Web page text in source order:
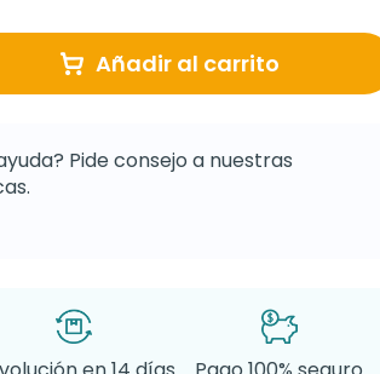
Añadir al carrito
Pide consejo a nuestras